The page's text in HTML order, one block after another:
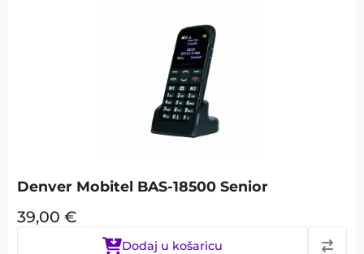
Denver Mobitel BAS-18500 Senior
39,00 €
Dodaj u košaricu